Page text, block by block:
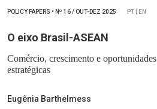
POLICY PAPERS • Nº 16 / OUT-DEZ 2025 PT | EN
O eixo Brasil-ASEAN
Comércio, crescimento e oportunidades
estratégicas
Eugênia Barthelmess